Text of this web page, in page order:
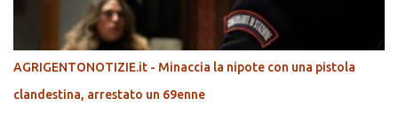
AGRIGENTONOTIZIE.it - Minaccia la nipote con una pistola
clandestina, arrestato un 69enne